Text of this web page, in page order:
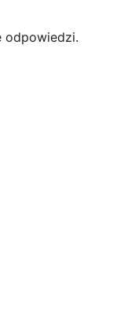
odpowiedzi.